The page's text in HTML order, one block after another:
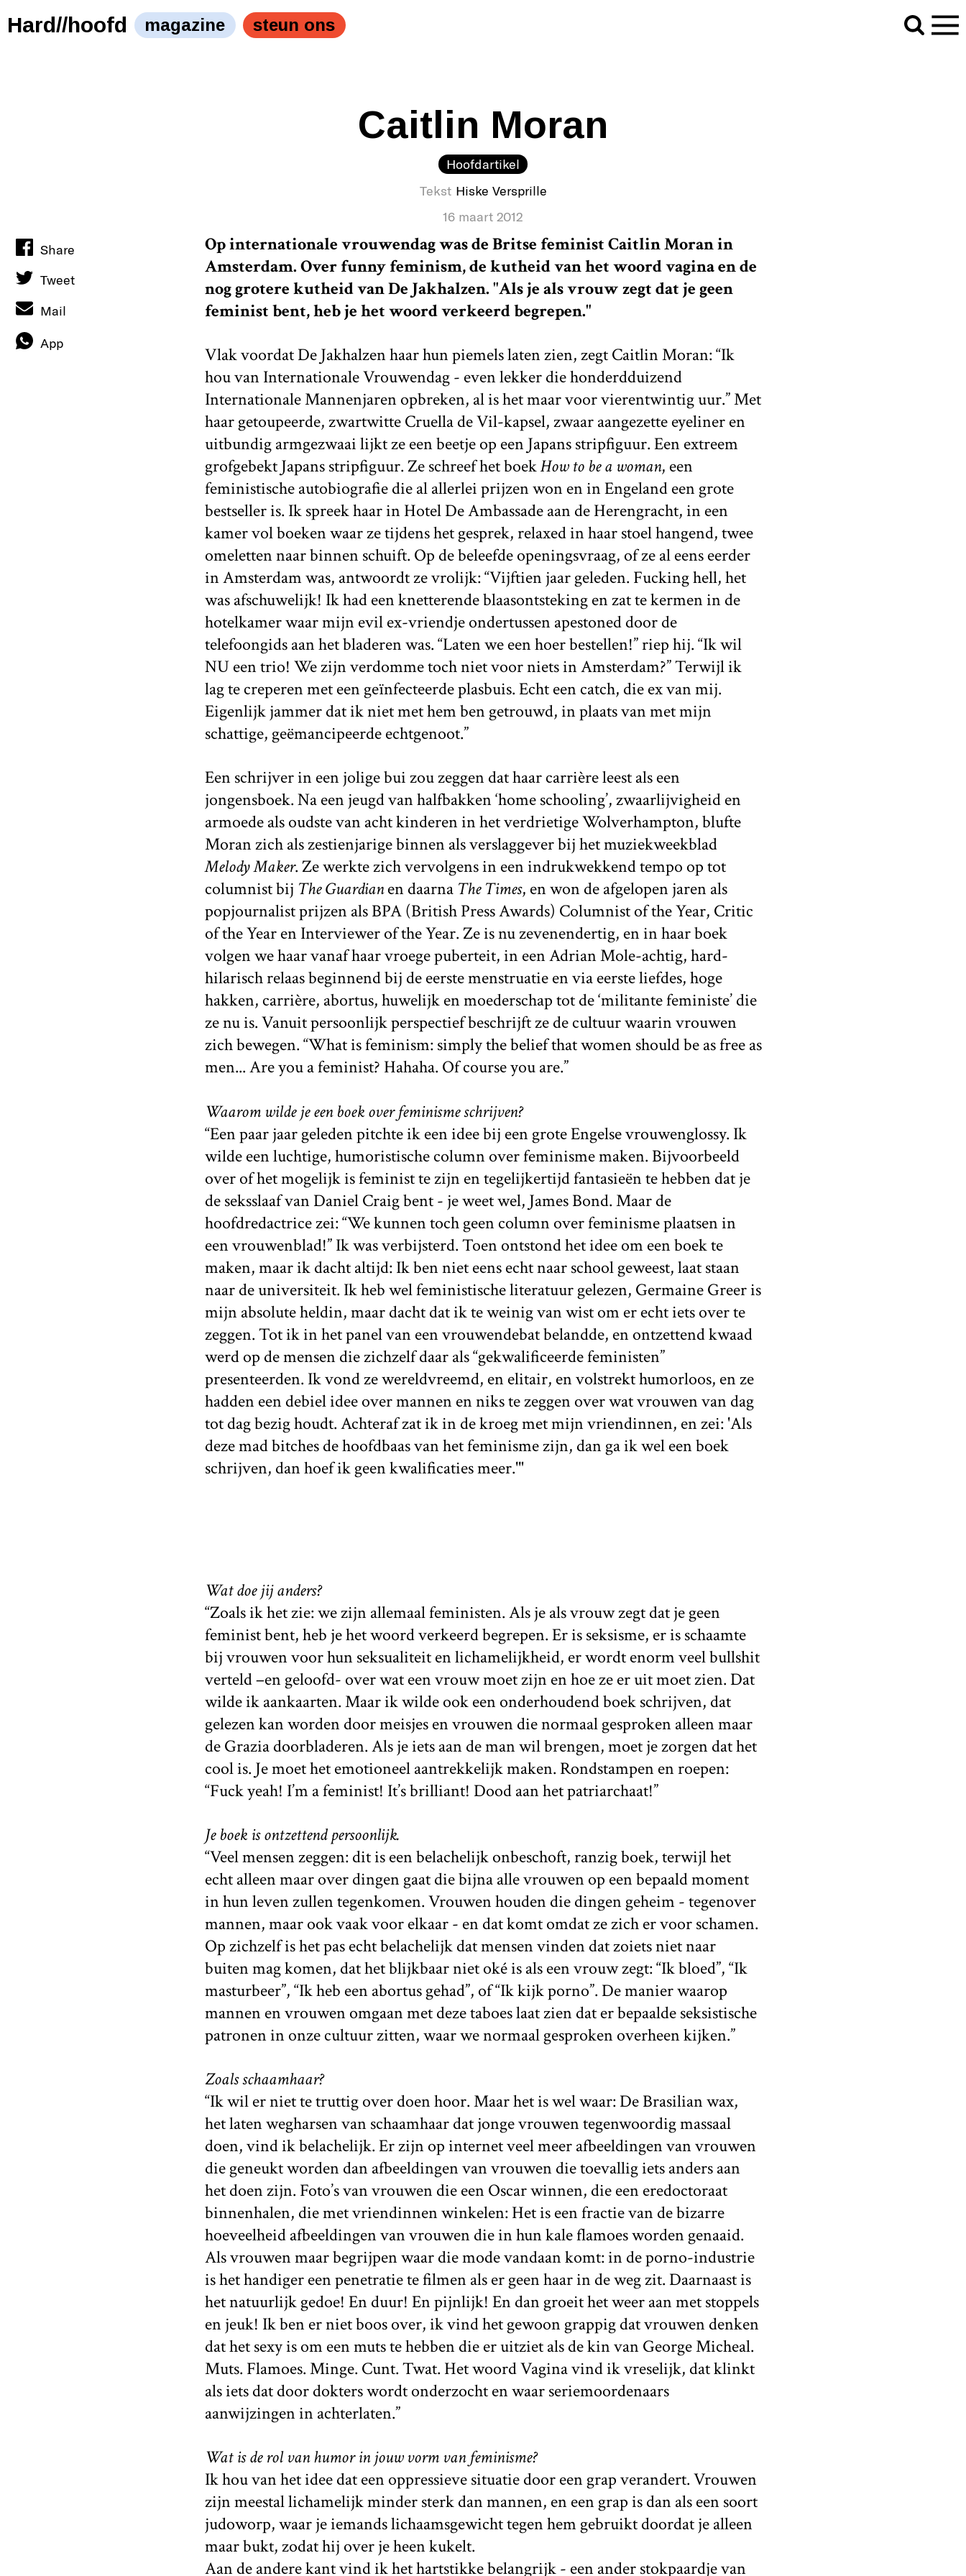
Hard//hoofd magazine steun ons
Caitlin Moran
Hoofdartikel
Tekst Hiske Versprille
16 maart 2012
Op internationale vrouwendag was de Britse feminist Caitlin Moran in
Amsterdam. Over funny feminism, de kutheid van het woord vagina en de
nog grotere kutheid van De Jakhalzen. "Als je als vrouw zegt dat je geen
feminist bent, heb je het woord verkeerd begrepen."
Vlak voordat De Jakhalzen haar hun piemels laten zien, zegt Caitlin Moran: “Ik
hou van Internationale Vrouwendag - even lekker die honderdduizend
Internationale Mannenjaren opbreken, al is het maar voor vierentwintig uur.” Met
haar getoupeerde, zwartwitte Cruella de Vil-kapsel, zwaar aangezette eyeliner en
uitbundig armgezwaai lijkt ze een beetje op een Japans stripfiguur. Een extreem
grofgebekt Japans stripfiguur. Ze schreef het boekHow to be a woman, een
feministische autobiografie die al allerlei prijzen won en in Engeland een grote
bestseller is. Ik spreek haar in Hotel De Ambassade aan de Herengracht, in een
kamer vol boeken waar ze tijdens het gesprek, relaxed in haar stoel hangend, twee
omeletten naar binnen schuift. Op de beleefde openingsvraag, of ze al eens eerder
in Amsterdam was, antwoordt ze vrolijk: “Vijftien jaar geleden. Fucking hell, het
was afschuwelijk! Ik had een knetterende blaasontsteking en zat te kermen in de
hotelkamer waar mijn evil ex-vriendje ondertussen apestoned door de
telefoongids aan het bladeren was. “Laten we een hoer bestellen!” riep hij. “Ik wil
NU een trio! We zijn verdomme toch niet voor niets in Amsterdam?” Terwijl ik
lag te creperen met een geïnfecteerde plasbuis. Echt een catch, die ex van mij.
Eigenlijk jammer dat ik niet met hem ben getrouwd, in plaats van met mijn
schattige, geëmancipeerde echtgenoot.”
Een schrijver in een jolige bui zou zeggen dat haar carrière leest als een
jongensboek. Na een jeugd van halfbakken ‘home schooling’, zwaarlijvigheid en
armoede als oudste van acht kinderen in het verdrietige Wolverhampton, blufte
Moran zich als zestienjarige binnen als verslaggever bij het muziekweekblad
Melody Maker. Ze werkte zich vervolgens in een indrukwekkend tempo op tot
columnist bij The Guardianen daarna The Times, en won de afgelopen jaren als
popjournalist prijzen als BPA (British Press Awards) Columnist of the Year, Critic
of the Year en Interviewer of the Year. Ze is nu zevenendertig, en in haar boek
volgen we haar vanaf haar vroege puberteit, in een Adrian Mole-achtig, hard-
hilarisch relaas beginnend bij de eerste menstruatie en via eerste liefdes, hoge
hakken, carrière, abortus, huwelijk en moederschap tot de ‘militante feministe’ die
ze nu is. Vanuit persoonlijk perspectief beschrijft ze de cultuur waarin vrouwen
zich bewegen. “What is feminism: simply the belief that women should be as free as
men... Are you a feminist? Hahaha. Of course you are.”
Waarom wilde je een boek over feminisme schrijven?
“Een paar jaar geleden pitchte ik een idee bij een grote Engelse vrouwenglossy. Ik
wilde een luchtige, humoristische column over feminisme maken. Bijvoorbeeld
over of het mogelijk is feminist te zijn en tegelijkertijd fantasieën te hebben dat je
de seksslaaf van Daniel Craig bent - je weet wel, James Bond. Maar de
hoofdredactrice zei: “We kunnen toch geen column over feminisme plaatsen in
een vrouwenblad!” Ik was verbijsterd. Toen ontstond het idee om een boek te
maken, maar ik dacht altijd: Ik ben niet eens echt naar school geweest, laat staan
naar de universiteit. Ik heb wel feministische literatuur gelezen, Germaine Greer is
mijn absolute heldin, maar dacht dat ik te weinig van wist om er echt iets over te
zeggen. Tot ik in het panel van een vrouwendebat belandde, en ontzettend kwaad
werd op de mensen die zichzelf daar als “gekwalificeerde feministen”
presenteerden. Ik vond ze wereldvreemd, en elitair, en volstrekt humorloos, en ze
hadden een debiel idee over mannen en niks te zeggen over wat vrouwen van dag
tot dag bezig houdt. Achteraf zat ik in de kroeg met mijn vriendinnen, en zei: 'Als
deze mad bitches de hoofdbaas van het feminisme zijn, dan ga ik wel een boek
schrijven, dan hoef ik geen kwalificaties meer.'"
Wat doe jij anders?
“Zoals ik het zie: we zijn allemaal feministen. Als je als vrouw zegt dat je geen
feminist bent, heb je het woord verkeerd begrepen. Er is seksisme, er is schaamte
bij vrouwen voor hun seksualiteit en lichamelijkheid, er wordt enorm veel bullshit
verteld –en geloofd- over wat een vrouw moet zijn en hoe ze er uit moet zien. Dat
wilde ik aankaarten. Maar ik wilde ook een onderhoudend boek schrijven, dat
gelezen kan worden door meisjes en vrouwen die normaal gesproken alleen maar
de Grazia doorbladeren. Als je iets aan de man wil brengen, moet je zorgen dat het
cool is. Je moet het emotioneel aantrekkelijk maken. Rondstampen en roepen:
“Fuck yeah! I’m a feminist! It’s brilliant! Dood aan het patriarchaat!”
Je boek is ontzettend persoonlijk.
“Veel mensen zeggen: dit is een belachelijk onbeschoft, ranzig boek, terwijl het
echt alleen maar over dingen gaat die bijna alle vrouwen op een bepaald moment
in hun leven zullen tegenkomen. Vrouwen houden die dingen geheim - tegenover
mannen, maar ook vaak voor elkaar - en dat komt omdat ze zich er voor schamen.
Op zichzelf is het pas echt belachelijk dat mensen vinden dat zoiets niet naar
buiten mag komen, dat het blijkbaar niet oké is als een vrouw zegt: “Ik bloed”, “Ik
masturbeer”, “Ik heb een abortus gehad”, of “Ik kijk porno”. De manier waarop
mannen en vrouwen omgaan met deze taboes laat zien dat er bepaalde seksistische
patronen in onze cultuur zitten, waar we normaal gesproken overheen kijken.”
Zoals schaamhaar?
“Ik wil er niet te truttig over doen hoor. Maar het is wel waar: De Brasilian wax,
het laten wegharsen van schaamhaar dat jonge vrouwen tegenwoordig massaal
doen, vind ik belachelijk. Er zijn op internet veel meer afbeeldingen van vrouwen
die geneukt worden dan afbeeldingen van vrouwen die toevallig iets anders aan
het doen zijn. Foto’s van vrouwen die een Oscar winnen, die een eredoctoraat
binnenhalen, die met vriendinnen winkelen: Het is een fractie van de bizarre
hoeveelheid afbeeldingen van vrouwen die in hun kale flamoes worden genaaid.
Als vrouwen maar begrijpen waar die mode vandaan komt: in de porno-industrie
is het handiger een penetratie te filmen als er geen haar in de weg zit. Daarnaast is
het natuurlijk gedoe! En duur! En pijnlijk! En dan groeit het weer aan met stoppels
en jeuk! Ik ben er niet boos over, ik vind het gewoon grappig dat vrouwen denken
dat het sexy is om een muts te hebben die er uitziet als de kin van George Micheal.
Muts. Flamoes. Minge. Cunt. Twat. Het woord Vagina vind ik vreselijk, dat klinkt
als iets dat door dokters wordt onderzocht en waar seriemoordenaars
aanwijzingen in achterlaten.”
Wat is de rol van humor in jouw vorm van feminisme?
Ik hou van het idee dat een oppressieve situatie door een grap verandert. Vrouwen
zijn meestal lichamelijk minder sterk dan mannen, en een grap is dan als een soort
judoworp, waar je iemands lichaamsgewicht tegen hem gebruikt doordat je alleen
maar bukt, zodat hij over je heen kukelt.
Aan de andere kant vind ik het hartstikke belangrijk - een ander stokpaardje van
Share
Tweet
Mail
App